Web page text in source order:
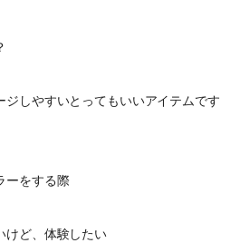
ジしやすいとってもいいアイテムです
ーをする際
けど、体験したい